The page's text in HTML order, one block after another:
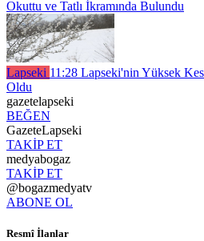
Okuttu ve Tatlı İkramında Bulundu
Lapseki 11:28 Lapseki'nin Yüksek
Oldu
gazetelapseki
BEĞEN
GazeteLapseki
TAKİP ET
medyabogaz
TAKİP ET
@bogazmedyatv
ABONE OL
Resmî İlanlar